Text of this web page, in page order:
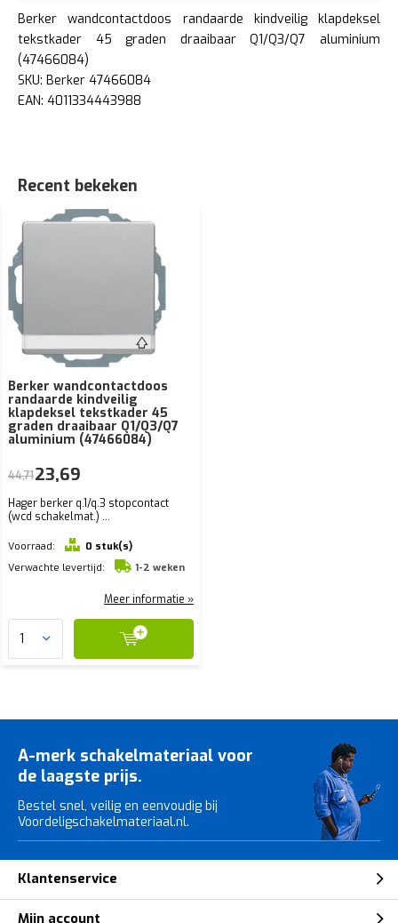
Berker wandcontactdoos randaarde kindveilig klapdeksel
tekstkader 45 graden draaibaar Q1/Q3/Q7 aluminium
(47466084)
SKU: Berker 47466084
EAN: 4011334443988
Recent bekeken
Berker wandcontactdoos
randaarde kindveilig
klapdeksel tekstkader 45
graden draaibaar Q1/Q3/Q7
aluminium (47466084)
Hager berker q.1/q.3 stopcontact
(wcd schakelmat.) ...
Voorraad:
0 stuk(s)
Verwachte levertijd:
1-2 weken
44,7123,69
Meer informatie »
A-merk schakelmateriaal voor
de laagste prijs.
Bestel snel, veilig en eenvoudig bij
Voordeligschakelmateriaal.nl.
Klantenservice
Mijn account